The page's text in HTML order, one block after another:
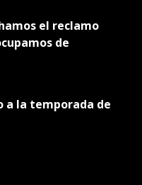
el reclamo
de
a la temporada de